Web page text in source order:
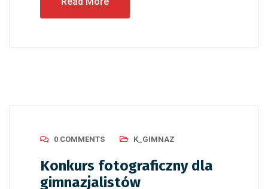
0 COMMENTS K_GIMNAZ
Konkurs fotograficzny dla
gimnazjalistów